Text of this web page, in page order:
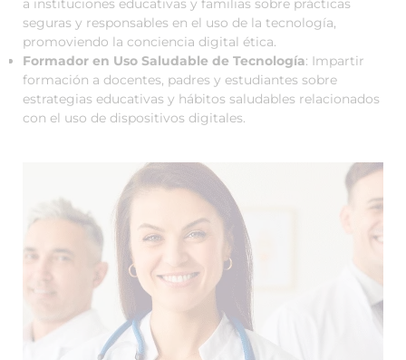
seguras y responsables en el uso de la tecnología,
promoviendo la conciencia digital ética.
Formador en Uso Saludable de Tecnología: Impartir
formación a docentes, padres y estudiantes sobre
estrategias educativas y hábitos saludables relacionados
con el uso de dispositivos digitales.